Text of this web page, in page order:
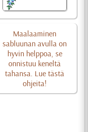
Maalaaminen
sabluunan avulla on
hyvin helppoa, se
onnistuu keneltä
tahansa. Lue tästä
ohjeita!